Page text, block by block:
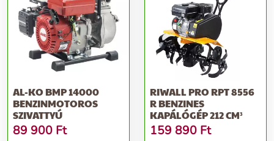
AL-KO BMP 14000
BENZINMOTOROS
SZIVATTYÚ
89 900 Ft
RIWALL PRO RPT 8556
R BENZINES
KAPÁLÓGÉP 212 CM³
159 890 Ft